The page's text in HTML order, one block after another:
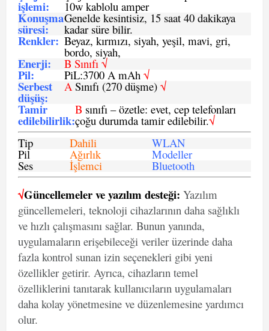
işlemi: 10w kablolu amper
Konuşma
süresi:
Genelde kesintisiz, 15 saat 40 dakikaya
kadar süre bilir.
Renkler: Beyaz, kırmızı, siyah, yeşil, mavi, gri,
bordo, siyah,
Enerji: B Sınıfı √
Pil: PiL:3700 A mAh √
Serbest
düşüş:
ASınıfı (270 düşme) √
Tamir
edilebilirlik:
B sınıfı – özetle: evet, cep telefonları
çoğu durumda tamir edilebilir.√
Tip
Dahili WLAN
Pil Ağırlık Modeller
Ses İşlemci Bluetooth
√Güncellemeler ve yazılım desteği: Yazılım
güncellemeleri, teknoloji cihazlarının daha sağlıklı
ve hızlı çalışmasını sağlar. Bunun yanında,
uygulamaların erişebileceği veriler üzerinde daha
fazla kontrol sunan izin seçenekleri gibi yeni
özellikler getirir. Ayrıca, cihazların temel
özelliklerini tanıtarak kullanıcıların uygulamaları
daha kolay yönetmesine ve düzenlemesine yardımcı
olur.